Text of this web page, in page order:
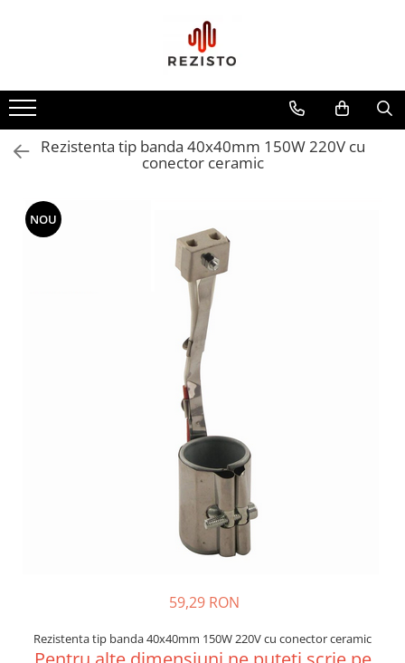
Rezistente cu profil special
Rezistenta siliconica
Rezistente aero convectie
Rezistente incalzitoare lichid
Rezistenta tip banda 40x40mm 150W 220V cu
conector ceramic
NOU
59,29 RON
Rezistenta tip banda 40x40mm 150W 220V cu conector ceramic